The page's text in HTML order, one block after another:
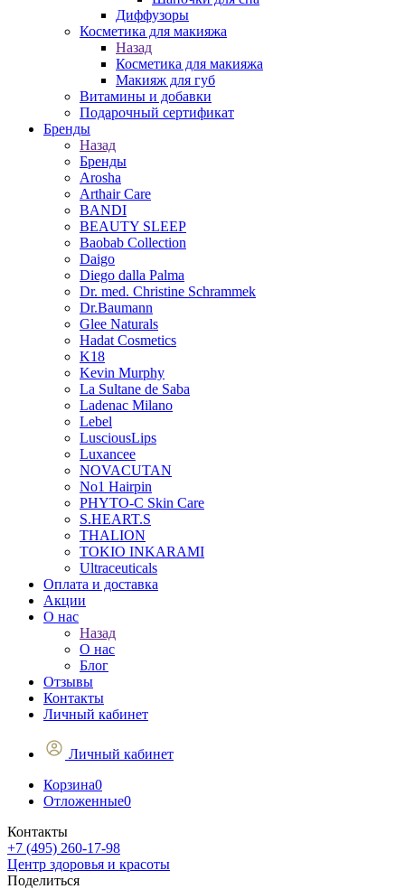
Диффузоры
Косметика для макияжа
Назад
Косметика для макияжа
Макияж для губ
Витамины и добавки
Подарочный сертификат
Бренды
Назад
Бренды
Arosha
Arthair Care
BANDI
BEAUTY SLEEP
Baobab Collection
Daigo
Diego dalla Palma
Dr. med. Christine Schrammek
Dr.Baumann
Glee Naturals
Hadat Cosmetics
K18
Kevin Murphy
La Sultane de Saba
Ladenac Milano
Lebel
LusciousLips
Luxancee
NOVACUTAN
No1 Hairpin
PHYTO-C Skin Care
S.HEART.S
THALION
TOKIO INKARAMI
Ultraceuticals
Оплата и доставка
Акции
О нас
Назад
О нас
Блог
Отзывы
Контакты
Личный кабинет
Личный кабинет
Корзина0
Отложенные0
Контакты
+7 (495) 260-17-98
Центр здоровья и красоты
Поделиться